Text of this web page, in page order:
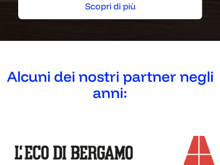
Scopri di più
Alcuni dei nostri partner negli
anni: